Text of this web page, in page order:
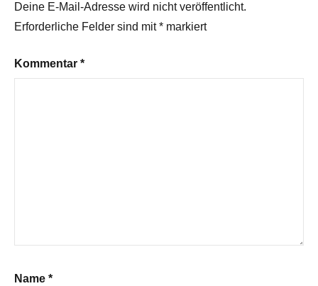
Deine E-Mail-Adresse wird nicht veröffentlicht.
Erforderliche Felder sind mit* markiert
Kommentar *
Name *